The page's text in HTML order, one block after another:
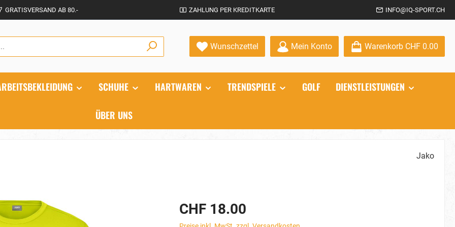
GRATISVERSAND AB 80.- ZAHLUNG PER KREDITKARTE INFO@IQ-SPORT.CH
Wunschzettel Du hast 0 Produkte auf dem Merkzettel
Mein Konto Warenkorb CHF 0.00
SCHUHE HARTWAREN TRENDSPIELE GOLF DIENSTLEISTUNGEN
ÜBER UNS
Jako
CHF 18.00